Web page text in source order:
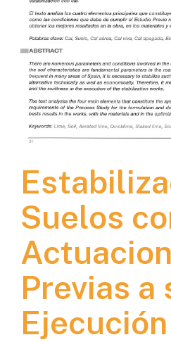
Suelos
Previas a
Ejecución